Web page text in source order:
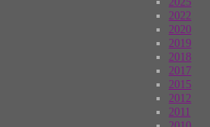
2022
2020
2019
2018
2017
2015
2012
2011